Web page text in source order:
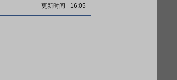
更新时间 - 16:05